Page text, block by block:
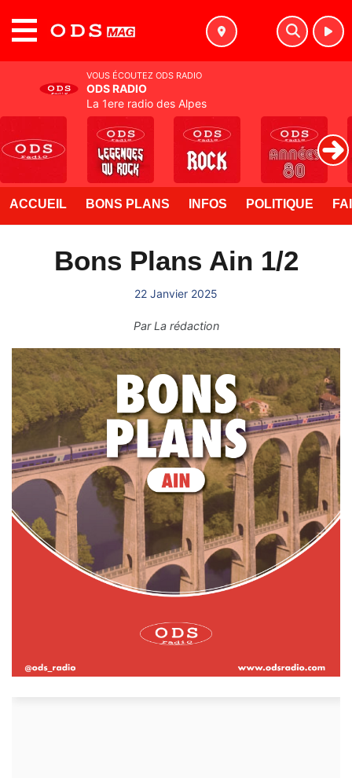
ACCUEIL BONS PLANS INFOS POLITIQUE
Bons Plans Ain 1/2
22 Janvier 2025
ParLa rédaction
VOUS ÉCOUTEZ ODS RADIO
ODS RADIO
La 1ere radio des Alpes